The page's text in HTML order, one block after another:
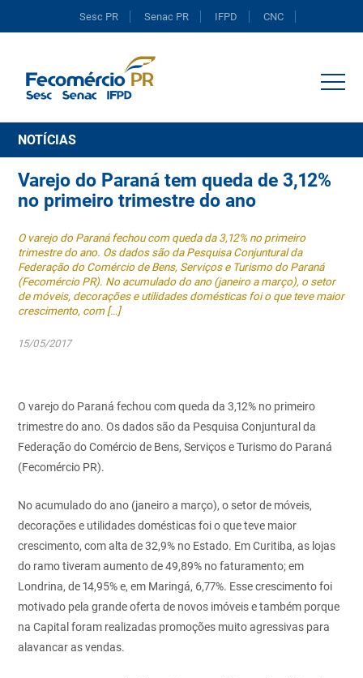
Sesc PR Senac PR IFPD CNC
NOTÍCIAS
Varejo do Paraná tem queda de 3,12%
no primeiro trimestre do ano
O varejo do Paraná fechou com queda da 3,12% no primeiro
trimestre do ano. Os dados são da Pesquisa Conjuntural da
Federação do Comércio de Bens, Serviços e Turismo do Paraná
(Fecomércio PR). No acumulado do ano (janeiro a março), o setor
de móveis, decorações e utilidades domésticas foi o que teve maior
crescimento, com […]
15/05/2017
O varejo do Paraná fechou com queda da 3,12% no primeiro
trimestre do ano. Os dados são da Pesquisa Conjuntural da
Federação do Comércio de Bens, Serviços e Turismo do Paraná
(Fecomércio PR).
No acumulado do ano (janeiro a março), o setor de móveis,
decorações e utilidades domésticas foi o que teve maior
crescimento, com alta de 32,9% no Estado. Em Curitiba, as lojas
do ramo tiveram aumento de 49,89% no faturamento; em
Londrina, de 14,95% e, em Maringá, 6,77%. Esse crescimento foi
motivado pela grande oferta de novos imóveis e também porque
na Capital foram realizadas promoções muito agressivas para
alavancar as vendas.